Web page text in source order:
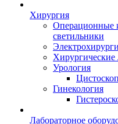
Хирургия
Операционные
светильники
Хирургические
Урология
Гинекология
Лабораторное